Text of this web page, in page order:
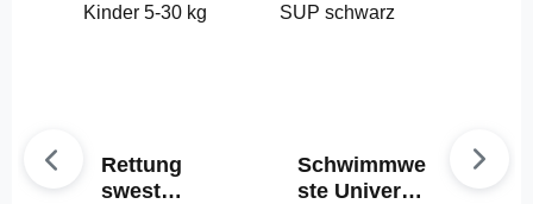
Rettung
sweste
Schwimmwe
ste Universal